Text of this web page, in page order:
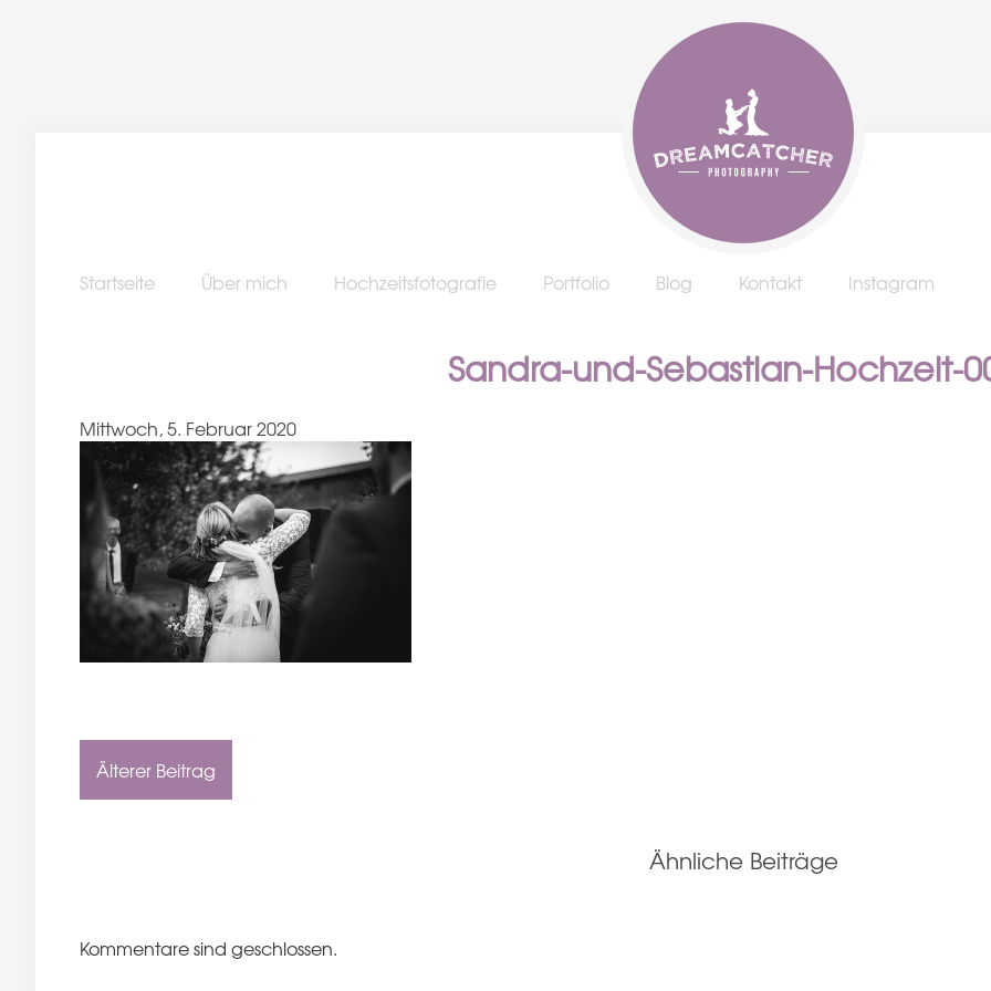
Startseite Über mich Hochzeitsfotografie Portfolio Blog Kontakt Instagram
Sandra-und-Sebastian-Hochzeit-
Mittwoch, 5. Februar 2020
Älterer Beitrag
Ähnliche Beiträge
Kommentare sind geschlossen.